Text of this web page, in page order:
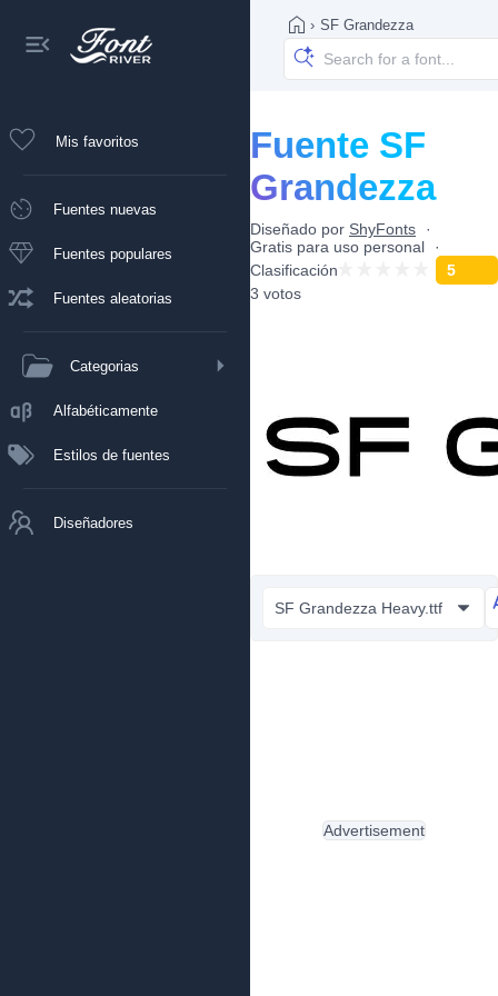
Mis favoritos
Fuentes nuevas
Fuentes populares
Fuentes aleatorias
Categorias
Alfabéticamente
Estilos de fuentes
Diseñadores
› SF Grandezza
Fuente SF
Grandezza
Diseñado por ShyFonts
Gratis para uso personal
Clasificación
5
3 votos
SF Grandezza Heavy.ttf
Advertisement